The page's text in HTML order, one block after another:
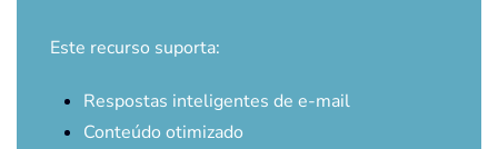
Este recurso suporta:
Respostas inteligentes de e-mail
Conteúdo otimizado